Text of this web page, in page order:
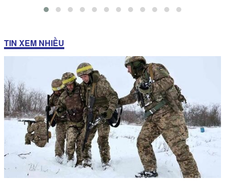
TIN XEM NHIỀU